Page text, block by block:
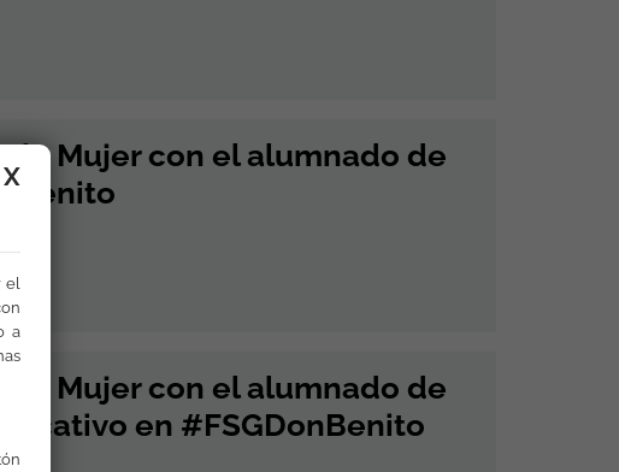
la Mujer con el alumnado de
la Mujer con el alumnado de
en #FSGDonBenito
X
el
a